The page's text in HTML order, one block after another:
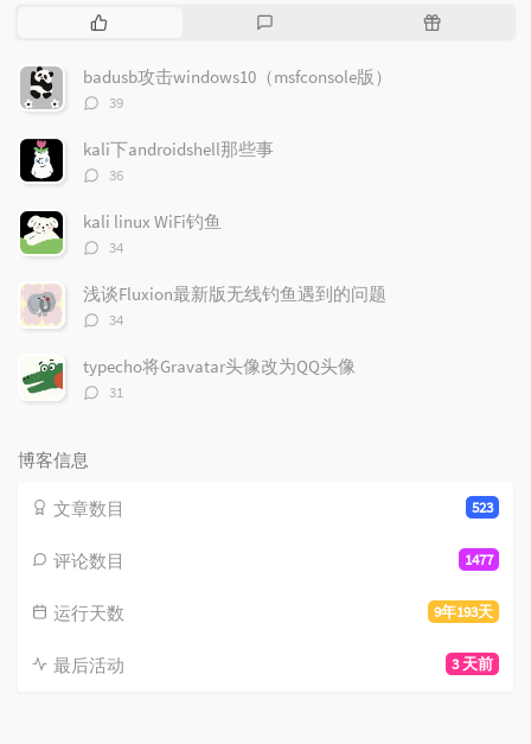
热
文
章
随
badusb攻击windows10（msfconsole版）
评
数：
39
kali下androidshell那些事
评
数：
36
kali linux WiFi钓鱼
评
数：
34
浅谈Fluxion最新版无线钓鱼遇到的问题
评
数：
34
typecho将Gravatar头像改为QQ头像
评
31
博客信息
523
文章数目
1477
评论数目
9年193天
运行天数
3 天前
最后活动